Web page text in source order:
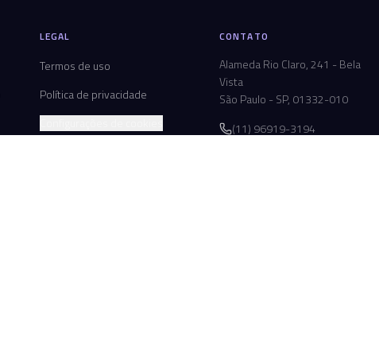
LEGAL
Termos de uso
Política de privacidade
CONTATO
Alameda Rio Claro, 241 - Bela
Vista
São Paulo - SP, 01332-010
(11) 96919-3194